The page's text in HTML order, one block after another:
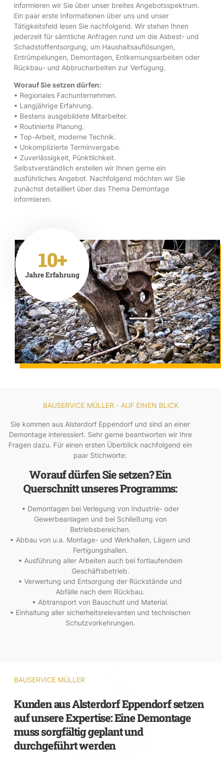
informieren wir Sie über unser breites Angebotsspektrum.
Ein paar erste Informationen über uns und unser
Tätigkeitsfeld lesen Sie nachfolgend. Wir stehen Ihnen
jederzeit für sämtliche Anfragen rund um die Asbest- und
Schadstoffentsorgung, um Haushaltsauflösungen,
Entrümpelungen, Demontagen, Entkernungsarbeiten oder
Rückbau- und Abbrucharbeiten zur Verfügung.
Worauf Sie setzen dürfen:
• Regionales Fachunternehmen.
• Langjährige Erfahrung.
• Bestens ausgebildete Mitarbeiter.
• Routinierte Planung.
• Top-Arbeit, moderne Technik.
• Unkomplizierte Terminvergabe.
• Zuverlässigkeit, Pünktlichkeit.
Selbstverständlich erstellen wir Ihnen gerne ein
ausführliches Angebot. Nachfolgend möchten wir Sie
zunächst detailliert über das Thema Demontage
informieren.
10+
Jahre Erfahrung
BAUSERVICE MÜLLER - AUF EINEN BLICK
Sie kommen aus Alsterdorf Eppendorf und sind an einer
Demontage interessiert. Sehr gerne beantworten wir Ihre
Fragen dazu. Für einen ersten Überblick nachfolgend ein
paar Stichworte:
Worauf dürfen Sie setzen? Ein
Querschnitt unseres Programms:
• Demontagen bei Verlegung von Industrie- oder
Gewerbeanlagen und bei Schließung von
Betriebsbereichen.
• Abbau von u.a. Montage- und Werkhallen, Lägern und
Fertigungshallen.
• Ausführung aller Arbeiten auch bei fortlaufendem
Geschäftsbetrieb.
• Verwertung und Entsorgung der Rückstände und
Abfälle nach dem Rückbau.
• Abtransport von Bauschutt und Material.
• Einhaltung aller sicherheitsrelevanten und technischen
Schutzvorkehrungen.
BAUSERVICE MÜLLER
Kunden aus Alsterdorf Eppendorf setzen
auf unsere Expertise: Eine Demontage
muss sorgfältig geplant und
durchgeführt werden